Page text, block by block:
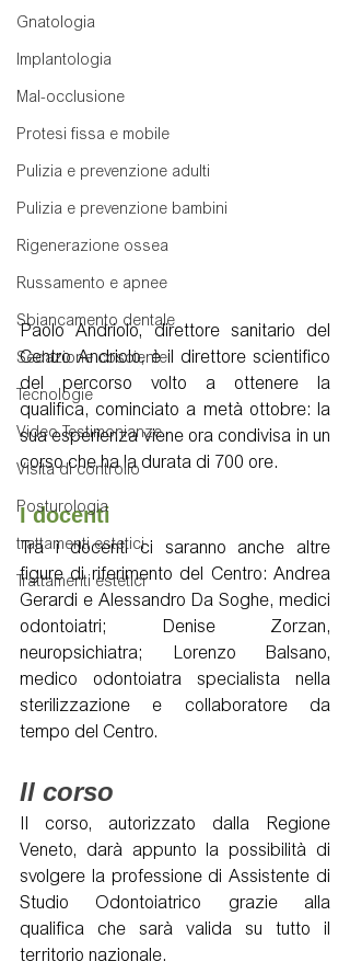
Gnatologia
Implantologia
Mal-occlusione
Protesi fissa e mobile
Pulizia e prevenzione adulti
Pulizia e prevenzione bambini
Rigenerazione ossea
Russamento e apnee
Sbiancamento dentale
Sedazione cosciente
Tecnologie
Video Testimonianze
Visita di controllo
Posturologia
trattamenti estetici
Trattamenti estetici
Paolo Andriolo, direttore sanitario del
Centro Andriolo, è il direttore scientifico
del percorso volto a ottenere la
qualifica, cominciato a metà ottobre: la
sua esperienza viene ora condivisa in un
corso che ha la durata di 700 ore.
I docenti
Tra i docenti ci saranno anche altre
figure di riferimento del Centro: Andrea
Gerardi e Alessandro Da Soghe, medici
odontoiatri; Denise Zorzan,
neuropsichiatra; Lorenzo Balsano,
medico odontoiatra specialista nella
sterilizzazione e collaboratore da
tempo del Centro.
Il corso
Il corso, autorizzato dalla Regione
Veneto, darà appunto la possibilità di
svolgere la professione di Assistente di
Studio Odontoiatrico grazie alla
qualifica che sarà valida su tutto il
territorio nazionale.